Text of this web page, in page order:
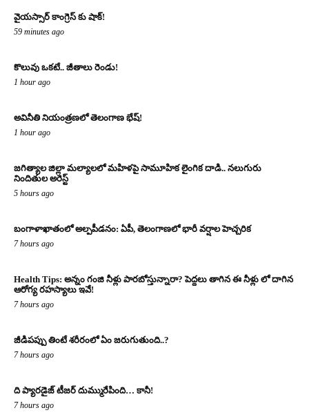
వైయస్సార్ కాంగ్రెస్ కు షాక్!
59 minutes ago
కొలువు ఒకటే.. జీతాలు రెండు!
1 hour ago
అవినీతి నియంత్రణలో తెలంగాణ భేష్!
1 hour ago
జగిత్యాల జిల్లా మల్యాలలో మహిళపై సామూహిక లైంగిక దాడి.. నలుగురు
నిందితుల అరెస్ట్
5 hours ago
బంగాళాఖాతంలో అల్పపీడనం: ఏపీ, తెలంగాణలో భారీ వర్షాల హెచ్చరిక
7 hours ago
Health Tips: అన్నం గంజి నీళ్లు పారబోస్తున్నారా? పెద్దలు తాగిన ఈ నీళ్లు లో దాగిన
ఆరోగ్య రహస్యాలు ఇవే!
7 hours ago
జీడిపప్పు తింటే శరీరంలో ఏం జరుగుతుంది..?
7 hours ago
ది ప్యారడైజ్ టీజర్ దుమ్మురేపింది… కానీ!
7 hours ago